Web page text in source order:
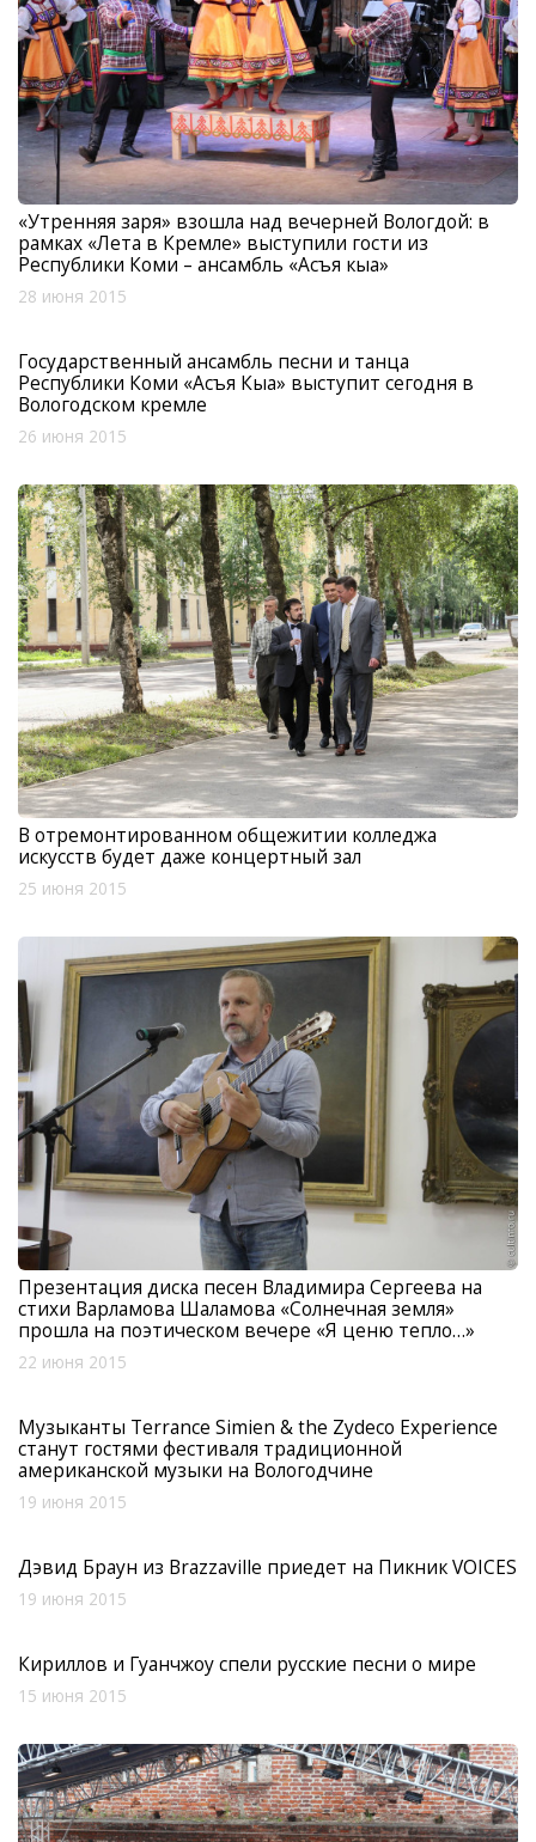
«Утренняя заря» взошла над вечерней Вологдой: в
рамках «Лета в Кремле» выступили гости из
Республики Коми – ансамбль «Асъя кыа»
28 июня 2015
Государственный ансамбль песни и танца
Республики Коми «Асъя Кыа» выступит сегодня в
Вологодском кремле
26 июня 2015
В отремонтированном общежитии колледжа
искусств будет даже концертный зал
25 июня 2015
Презентация диска песен Владимира Сергеева на
стихи Варламова Шаламова «Солнечная земля»
прошла на поэтическом вечере «Я ценю тепло…»
22 июня 2015
Музыканты Terrance Simien & the Zydeco Experience
станут гостями фестиваля традиционной
американской музыки на Вологодчине
19 июня 2015
Дэвид Браун из Brazzaville приедет на Пикник VOICES
19 июня 2015
Кириллов и Гуанчжоу спели русские песни о мире
15 июня 2015